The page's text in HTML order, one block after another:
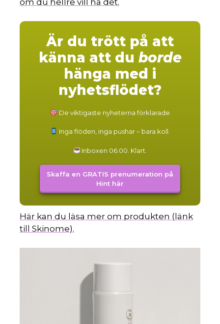
om du hellre vill ha det.
Är du trött på att
känna att du borde
hänga med i
nyhetsflödet?
De viktigaste nyheterna förklarade
Inga flöden, inga pushar – bara koll.
Inboxen 06:00. Klart.
Skaffa en GRATIS prenumeration på
Hint här
Här kan du läsa mer om produkten (länk
till Skinome).